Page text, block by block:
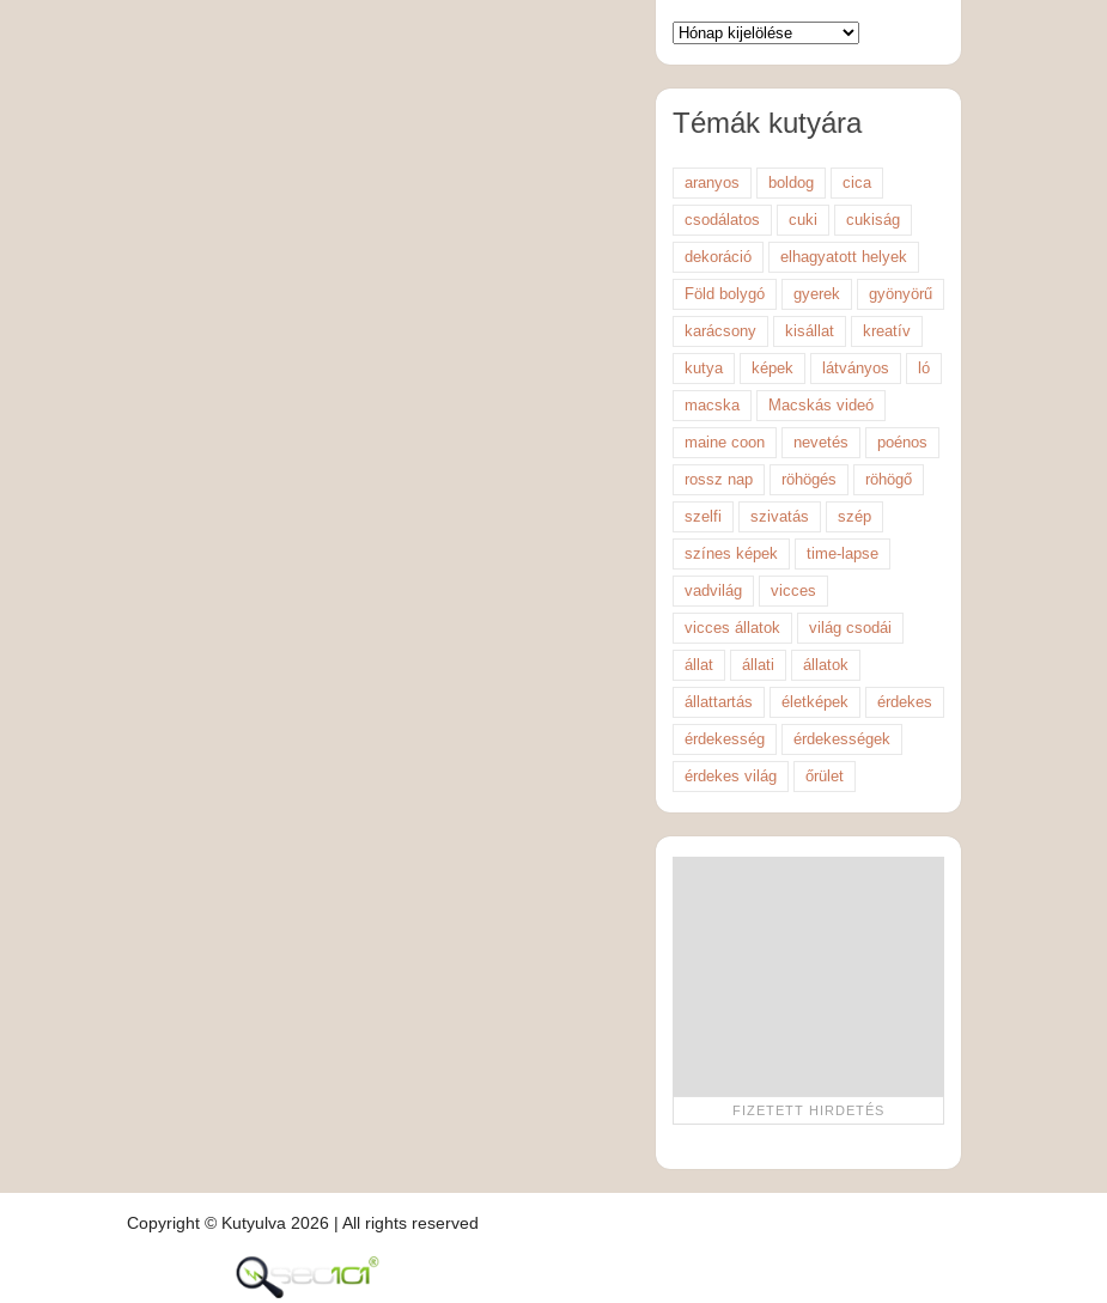
Témák kutyára
aranyos boldog cica
csodálatos cuki cukiság
dekoráció elhagyatott helyek
Föld bolygó gyerek gyönyörű
karácsony kisállat kreatív
kutya képek látványos ló
macska Macskás videó
maine coon nevetés poénos
rossz nap röhögés röhögő
szelfi szivatás szép
színes képek time-lapse
vadvilág vicces
vicces állatok világ csodái
állat állati állatok
állattartás életképek érdekes
érdekesség érdekességek
érdekes világ őrület
Copyright © Kutyulva 2026 | All rights reserved